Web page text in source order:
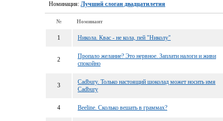
Номинация: Лучший слоган двадцатилетия
№ Номинант
1 Никола. Квас - не кола, пей "Николу"
2
Пропало желание? Это нервное. Заплати налоги и живи
спокойно
3
Cadbury. Только настоящий шоколад может носить имя
Cadbury
4 Beeline. Сколько вешать в граммах?